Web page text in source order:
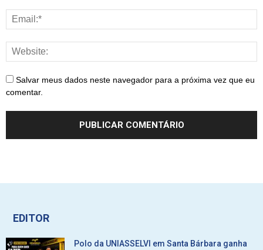
Salvar meus dados neste navegador para a próxima vez que eu
comentar.
EDITOR
Polo da UNIASSELVI em Santa Bárbara ganha